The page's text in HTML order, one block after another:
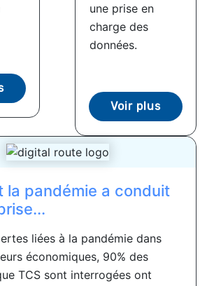
une prise en
charge des
données.
Voir plus
la pandémie a conduit
liées à la pandémie dans
économiques, 90% des
TCS sont interrogées ont